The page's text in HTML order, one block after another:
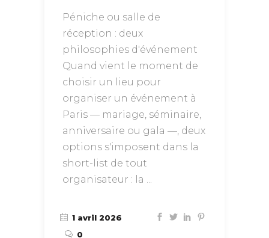
Péniche ou salle de
réception : deux
philosophies d'événement
Quand vient le moment de
choisir un lieu pour
organiser un événement à
Paris — mariage, séminaire,
anniversaire ou gala —, deux
options s'imposent dans la
short-list de tout
organisateur : la
1 avril 2026
0